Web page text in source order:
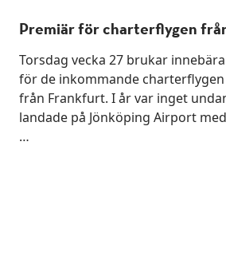
Premiär för charterflygen
Torsdag vecka 27 brukar
för de inkommande
från Frankfurt. I år var inget
landade på Jönköping Airport
…